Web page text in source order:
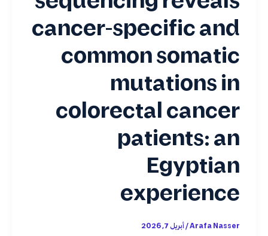
cancer-specific and
common somatic
mutations in
colorectal cancer
patients: an
Egyptian
experience
Arafa Nasser
/ أبريل 7, 2026